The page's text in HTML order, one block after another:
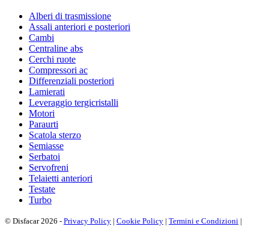
Alberi di trasmissione
Assali anteriori e posteriori
Cambi
Centraline abs
Cerchi ruote
Compressori ac
Differenziali posteriori
Lamierati
Leveraggio tergicristalli
Motori
Paraurti
Scatola sterzo
Semiasse
Serbatoi
Servofreni
Telaietti anteriori
Testate
Turbo
© Disfacar 2026 - Privacy Policy | Cookie Policy | Termini e Condizioni |